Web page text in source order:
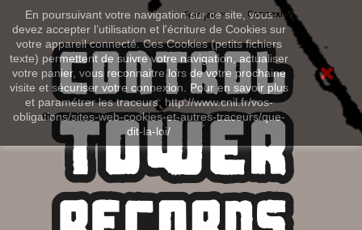
En poursuivant votre navigation sur ce site, vous
devez accepter l’utilisation et l'écriture de Cookies sur
votre appareil connecté. Ces Cookies (petits fichiers
texte) permettent de suivre votre navigation, actualiser
votre panier, vous reconnaitre lors de votre prochaine
visite et sécuriser votre connexion. Pour en savoir plus
et paramétrer les traceurs: http://www.cnil.fr/vos-
obligations/sites-web-cookies-et-autres-traceurs/que-
dit-la-loi/
Connexion
Français